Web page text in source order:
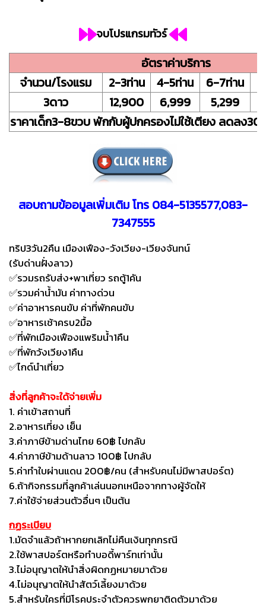
จบโปรแกรมทัวร์
อัตราค่าบริการ
จำนวน/โรงแรม
2-3ท่าน 4-5ท่าน 6-7ท่าน
3ดาว
12,900 6,999 5,299
ราคาเด็ก3-8ขวบ พักกับผู้ปกครองไม่ใช้เตียง ลดลง
สอบถามข้ออมูลเพิ่มเติม โทร 084-5135577,083-
7347555
ทริป3วัน2คืน เมืองเฟือง-วังเวียง-เวียงจันทน์
(รับด่านฝั่งลาว)
✅รวมรถรับส่ง+พาเที่ยว รถตู้1คัน
✅รวมค่าน้ำมัน ค่าทางด่วน
✅ค่าอาหารคนขับ ค่าที่พักคนขับ
✅อาหารเช้าครบ2มื้อ
✅ที่พักเมืองเฟืองแพริมน้ำ1คืน
✅ที่พักวังเวียง1คืน
✅ไกด์นำเที่ยว
สิ่งที่ลูกค้าจะใด้จ่ายเพิ่ม
1. ค่าเข้าสถานที่
2.อาหารเที่ยง เย็น
3.ค่าภาษีข้ามด่านไทย 60฿ ไปกลับ
4.ค่าภาษีข้ามด้านลาว 100฿ ไปกลับ
5.ค่าทำใบผ่านแดน 200฿/คน (สำหรับคนไม่มีพาสปอร์ต)
6.ถ้ากิจกรรมที่ลูกค้าเล่นนอกเหนือจากทางผู้จัดให้
7.ค่าใช้จ่ายส่วนตัวอื่นๆ เป็นต้น
กฏระเบียบ
1.มัดจำแล้วถ้าหากยกเลิกไม่คืนเงินทุกกรณี
2.ใช้พาสปอร์ตหรือทำบอดี้พาร์ทเท่านั้น
3.ไม่อนุญาตให้นำสิ่งผิดกฏหมายมาด้วย
4.ไม่อนุญาตให้นำสัตว์เลี้ยงมาด้วย
5.สำหรับใครที่มีโรคประจำตัวควรพกยาติดตัวมาด้วย